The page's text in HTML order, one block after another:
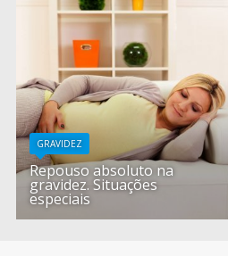
GRAVIDEZ
Repouso absoluto na
gravidez. Situações
especiais